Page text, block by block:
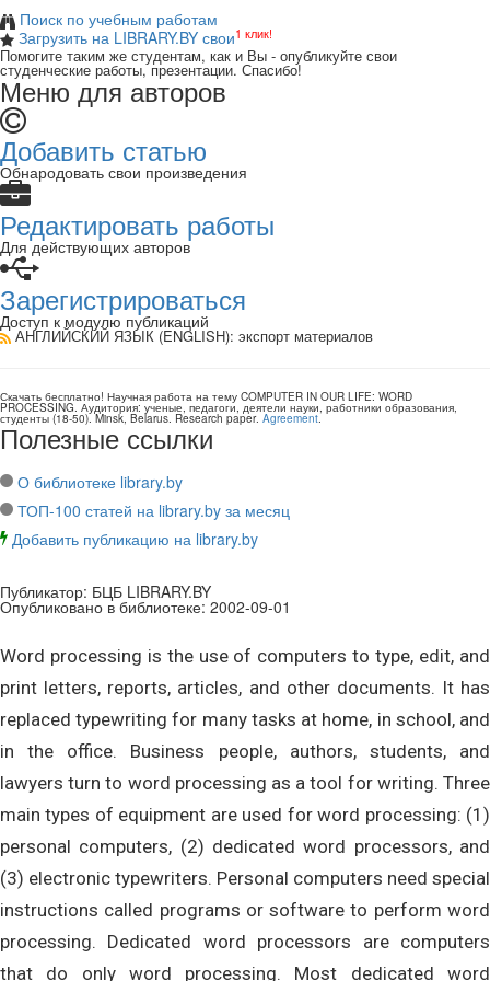
Поиск по учебным работам
Загрузить на LIBRARY.BY свои1 клик!
Помогите таким же студентам, как и Вы - опубликуйте свои
студенческие работы, презентации. Спасибо!
Меню для авторов
Добавить статью
Обнародовать свои произведения
Редактировать работы
Для действующих авторов
Зарегистрироваться
Доступ к модулю публикаций
АНГЛИЙСКИЙ ЯЗЫК (ENGLISH): экспорт материалов
Скачать бесплатно! Научная работа на тему COMPUTER IN OUR LIFE: WORD
PROCESSING. Аудитория: ученые, педагоги, деятели науки, работники образования,
студенты (18-50).Minsk, Belarus. Research paper. Agreement.
Полезные ссылки
О библиотеке library.by
ТОП-100 статей на library.by за месяц
Добавить публикацию на library.by
Публикатор: БЦБ LIBRARY.BY
Опубликовано в библиотеке: 2002-09-01
Word processing is the use of computers to type, edit, and
print letters, reports, articles, and other documents. It has
replaced typewriting for many tasks at home, in school, and
in the office. Business people, authors, students, and
lawyers turn to word processing as a tool for writing. Three
main types of equipment are used for word processing: (1)
personal computers, (2) dedicated word processors, and
(3) electronic typewriters. Personal computers need special
instructions called programs or software to perform word
processing. Dedicated word processors are computers
that do only word processing. Most dedicated word